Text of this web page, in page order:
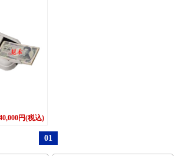
円(税込)
01